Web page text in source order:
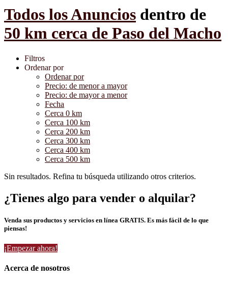
Todos los Anuncios dentro de
50 km cerca de Paso del Macho
Filtros
Ordenar por
Ordenar por
Precio: de menor a mayor
Precio: de mayor a menor
Fecha
Cerca 0 km
Cerca 100 km
Cerca 200 km
Cerca 300 km
Cerca 400 km
Cerca 500 km
Sin resultados. Refina tu búsqueda utilizando otros criterios.
¿Tienes algo para vender o alquilar?
Venda sus productos y servicios en línea GRATIS. Es más fácil de lo que
piensas!
¡Empezar ahora!
Acerca de nosotros